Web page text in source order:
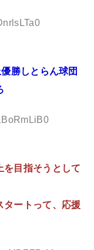
勝しとらん球団
を目指そうとして
タートって、応援